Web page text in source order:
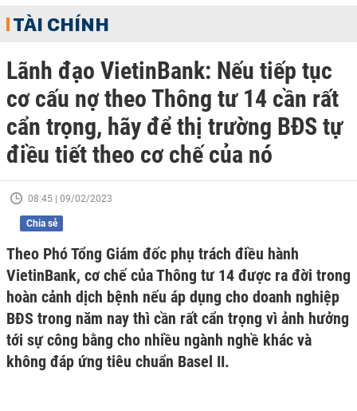
TÀI CHÍNH
Lãnh đạo VietinBank: Nếu tiếp tục
cơ cấu nợ theo Thông tư 14 cần rất
cẩn trọng, hãy để thị trường BĐS tự
điều tiết theo cơ chế của nó
08:45 | 09/02/2023
Chia sẻ
Theo Phó Tổng Giám đốc phụ trách điều hành
VietinBank, cơ chế của Thông tư 14 được ra đời trong
hoàn cảnh dịch bệnh nếu áp dụng cho doanh nghiệp
BĐS trong năm nay thì cần rất cẩn trọng vì ảnh hưởng
tới sự công bằng cho nhiều ngành nghề khác và
không đáp ứng tiêu chuẩn Basel II.